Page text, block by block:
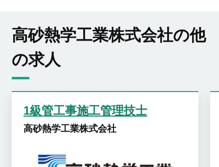
高砂熱学工業株式会社の他
の求人
1級管工事施工管理技士
高砂熱学工業株式会社